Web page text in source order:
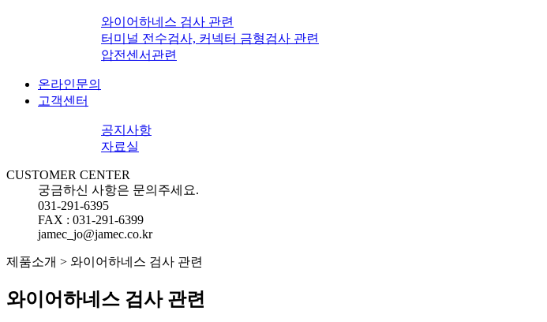
와이어하네스 검사 관련
터미널 전수검사, 커넥터 금형검사 관련
압전센서관련
온라인문의
고객센터
공지사항
자료실
CUSTOMER CENTER
궁금하신 사항은 문의주세요.
031-291-6395
FAX : 031-291-6399
jamec_jo@jamec.co.kr
제품소개 > 와이어하네스 검사 관련
와이어하네스 검사 관련